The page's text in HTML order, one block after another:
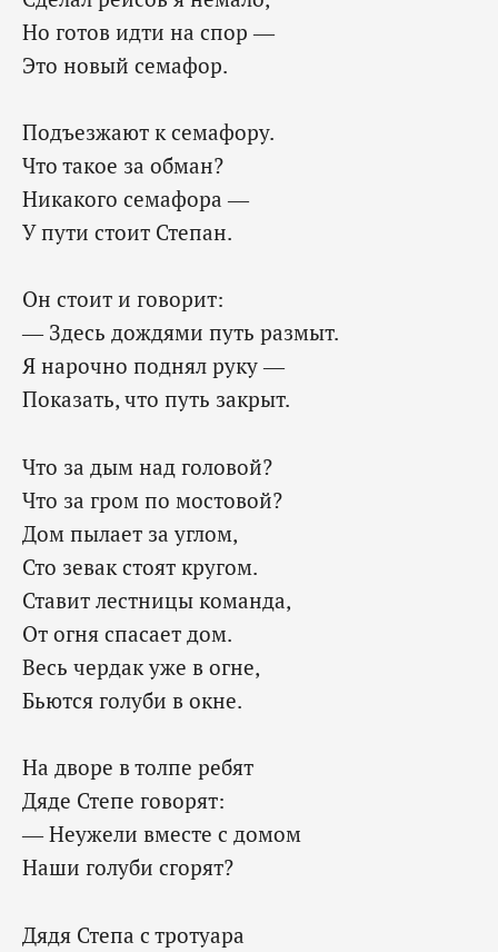
Но готов идти на спор —
Это новый семафор.
Подъезжают к семафору.
Что такое за обман?
Никакого семафора —
У пути стоит Степан.
Он стоит и говорит:
— Здесь дождями путь размыт.
Я нарочно поднял руку —
Показать, что путь закрыт.
Что за дым над головой?
Что за гром по мостовой?
Дом пылает за углом,
Сто зевак стоят кругом.
Ставит лестницы команда,
От огня спасает дом.
Весь чердак уже в огне,
Бьются голуби в окне.
На дворе в толпе ребят
Дяде Степе говорят:
— Неужели вместе с домом
Наши голуби сгорят?
Дядя Степа с тротуара